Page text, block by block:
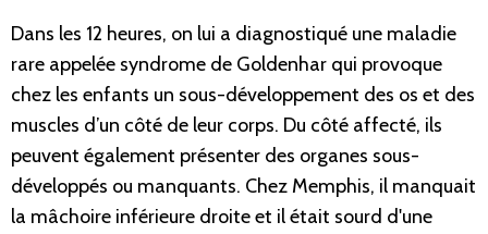
Dans les 12 heures, on lui a diagnostiqué une maladie
rare appelée syndrome de Goldenhar qui provoque
chez les enfants un sous-développement des os et des
muscles d’un côté de leur corps. Du côté affecté, ils
peuvent également présenter des organes sous-
développés ou manquants. Chez Memphis, il manquait
la mâchoire inférieure droite et il était sourd d'une